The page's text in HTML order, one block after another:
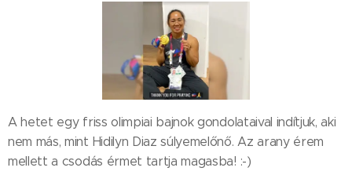
A hetet egy friss olimpiai bajnok gondolataival indítjuk, aki
nem más, mint Hidilyn Diaz súlyemelőnő. Az arany érem
mellett a csodás érmet tartja magasba! :-)